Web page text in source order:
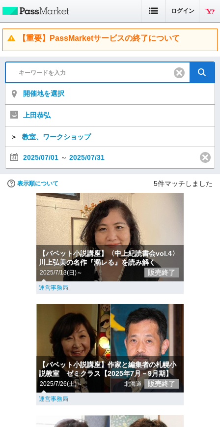
ログイン
【重要】PassMarketサービスの終了について
開催地を選択
上田恭弘
＞ 教室、ワークショップ
2025/07/01 ～ 2025/07/31
表示順について 5件マッチしました
【バベット小説講座】〈中上紀読書会vol.4〉
川上弘美の名作『溺レる』を読み解く
2025/7/13(日)～ 販売終了
運営事務局
【バベット小説講座】作家と編集者の札幌小
説教室 ゼミクラス【2025年7月－9月期】
2025/7/26(土)～ 北海道 販売終了
運営事務局